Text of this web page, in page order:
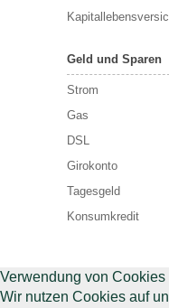
Geld und Sparen
Strom
Gas
DSL
Girokonto
Tagesgeld
Konsumkredit
Verwendung von Cookies
Wir nutzen Cookies auf